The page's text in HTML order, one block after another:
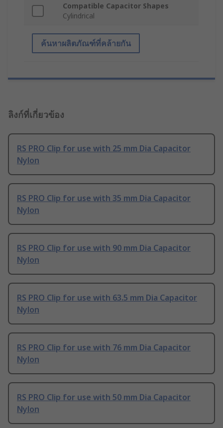
Compatible Capacitor Shapes
Cylindrical
ค้นหาผลิตภัณฑ์ที่คล้ายกัน
ลิงก์ที่เกี่ยวข้อง
RS PRO Clip for use with 25 mm Dia Capacitor
Nylon
RS PRO Clip for use with 35 mm Dia Capacitor
Nylon
RS PRO Clip for use with 90 mm Dia Capacitor
Nylon
RS PRO Clip for use with 63.5 mm Dia Capacitor
Nylon
RS PRO Clip for use with 76 mm Dia Capacitor
Nylon
RS PRO Clip for use with 50 mm Dia Capacitor
Nylon